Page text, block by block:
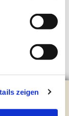
zeigen